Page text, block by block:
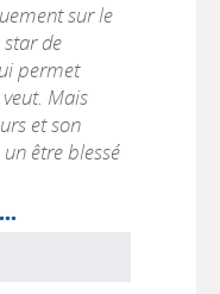
sur le
de
permet
Mais
et son
être blessé